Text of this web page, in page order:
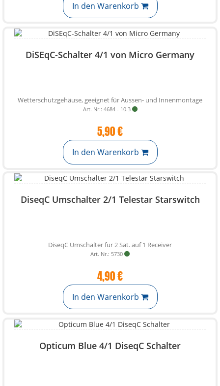
In den Warenkorb
DiSEqC-Schalter 4/1 von Micro Germany
Wetterschutzgehäuse, geeignet für Aussen- und Innenmontage
Art. Nr.: 4684 - 10.3
5,90 €
In den Warenkorb
DiseqC Umschalter 2/1 Telestar Starswitch
DiseqC Umschalter für 2 Sat. auf 1 Receiver
Art. Nr.: 5730
4,90 €
In den Warenkorb
Opticum Blue 4/1 DiseqC Schalter